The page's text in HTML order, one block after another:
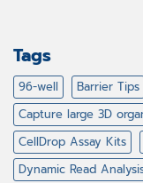
Tags
96-well Barrier Tips
Capture large 3D
CellDrop Assay Kits
Dynamic Read